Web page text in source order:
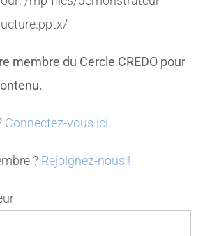
membre du Cercle CREDO pour
Connectez-vous ici.
? Rejoignez-nous !